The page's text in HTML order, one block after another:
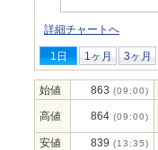
詳細チャートへ
1日 1ヶ月 3ヶ月
始値 863 (09:00)
高値 864 (09:00)
安値 839 (13:35)